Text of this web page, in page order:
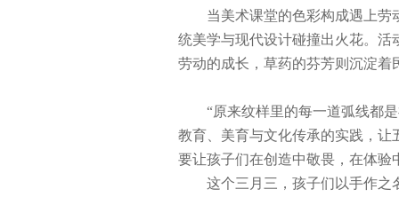
当美术课堂的色彩构成遇上
统美学与现代设计碰撞出火花。
劳动的成长，草药的芬芳则沉淀
“原来纹样里的每一道弧线都
教育、美育与文化传承的实践，让
要让孩子们在创造中敬畏，在体
这个三月三，孩子们以手作之